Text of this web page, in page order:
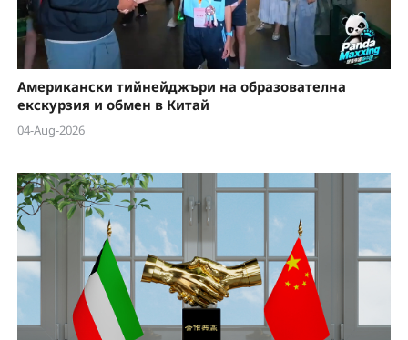
Американски тийнейджъри на образователна
екскурзия и обмен в Китай
04-Aug-2026